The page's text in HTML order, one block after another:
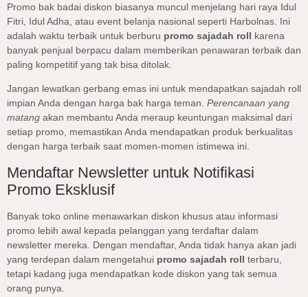
Promo bak badai diskon biasanya muncul menjelang hari raya Idul
Fitri, Idul Adha, atau event belanja nasional seperti Harbolnas. Ini
adalah waktu terbaik untuk berburu promo sajadah roll karena
banyak penjual berpacu dalam memberikan penawaran terbaik dan
paling kompetitif yang tak bisa ditolak.
Jangan lewatkan gerbang emas ini untuk mendapatkan sajadah roll
impian Anda dengan harga bak harga teman. Perencanaan yang
matang akan membantu Anda meraup keuntungan maksimal dari
setiap promo, memastikan Anda mendapatkan produk berkualitas
dengan harga terbaik saat momen-momen istimewa ini.
Mendaftar Newsletter untuk Notifikasi
Promo Eksklusif
Banyak toko online menawarkan diskon khusus atau informasi
promo lebih awal kepada pelanggan yang terdaftar dalam
newsletter mereka. Dengan mendaftar, Anda tidak hanya akan jadi
yang terdepan dalam mengetahui promo sajadah roll terbaru,
tetapi kadang juga mendapatkan kode diskon yang tak semua
orang punya.